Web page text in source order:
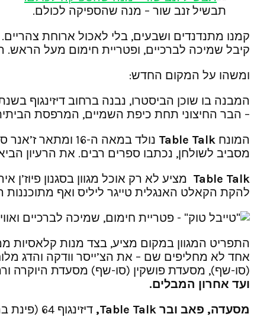
תבשיל זנב שור – מנה שהספיקה לכולם.
קמנו מתנדנדים ושבעים, בלי לאכול ארוחת
קיבל שמיכה לברכיים, ופטריית חימום מעל
ומשהו על המקום החדש:
– הבר החיצוני תחת כיפת השמיים, המרפסת
המונח Table Talk
נולד במאה ה-16
מסביב לשולחן, נכתבו ספרים רבים. את הרעיון
Table Talk מציע לא רק אוכל מגוון בסגנון
להקת הקאלט האנגלית טייגר ליליס ואף מתוכננות
התפריט המגוון במקום מציע, בצד מנות קלאסיות
אחד לא מחליפים שם – את הצ’ייסר וודקה והדג
(סו-שף), מסעדת פושקין (סו-שף) מסעדת היוקרה ורה
ועד אחרון המבלים.
מסעדה, פאב ובר Table Talk
, דיזינגוף 64 (פינת בר גיורא). טלפון :03-7746655